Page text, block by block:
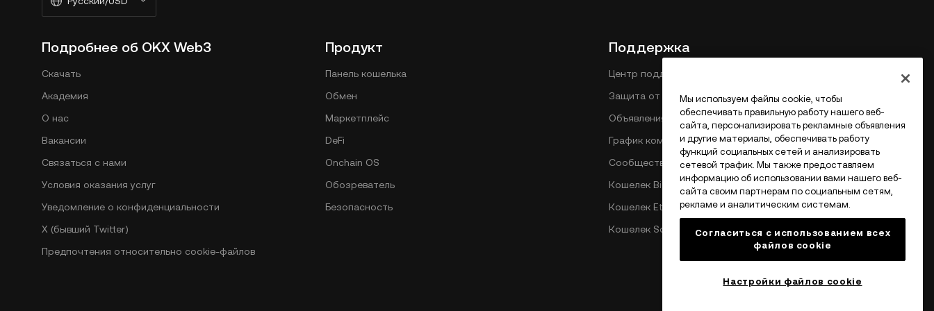
Подробнее об OKX Web3
Скачать
Академия
О нас
Вакансии
Связаться с нами
Условия оказания услуг
Уведомление о конфиденциальности
X (бывший Twitter)
Предпочтения относительно сookie-файлов
Продукт
Панель кошелька
Обмен
Маркетплейс
DeFi
Onchain OS
Обозреватель
Безопасность
Поддержка
Центр поддержки
Защита от фишинга
Объявления
График комиссий DEX
Сообщество ОКХ
Кошелек Bitcoin
Кошелек Ethereum
Кошелек Solana
Мы используем файлы cookie, чтобы
обеспечивать правильную работу нашего веб-
сайта, персонализировать рекламные объявления
и другие материалы, обеспечивать работу
функций социальных сетей и анализировать
сетевой трафик. Мы также предоставляем
информацию об использовании вами нашего веб-
сайта своим партнерам по социальным сетям,
рекламе и аналитическим системам.
Согласиться с использованием всех
файлов cookie
Настройки файлов cookie